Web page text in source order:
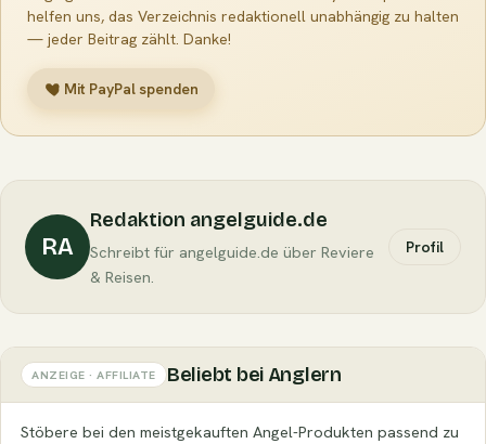
helfen uns, das Verzeichnis redaktionell unabhängig zu halten
— jeder Beitrag zählt. Danke!
Mit PayPal spenden
RA
Redaktion angelguide.de
Schreibt für angelguide.de über Reviere
& Reisen.
Profil
ANZEIGE · AFFILIATE Beliebt bei Anglern
Stöbere bei den meistgekauften Angel-Produkten passend zu